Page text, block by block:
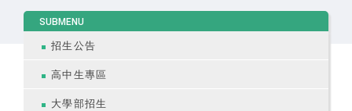
SUBMENU
招生公告
高中生專區
大學部招生